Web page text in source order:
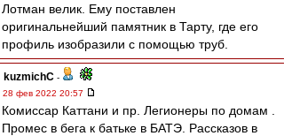
Лотман велик. Ему поставлен
оригинальнейший памятник в Тарту, где его
профиль изобразили с помощью труб.
kuzmichC -
28 фев 2022 20:57
Комиссар Каттани и пр. Легионеры по домам .
Промес в бега к батьке в БАТЭ. Рассказов в